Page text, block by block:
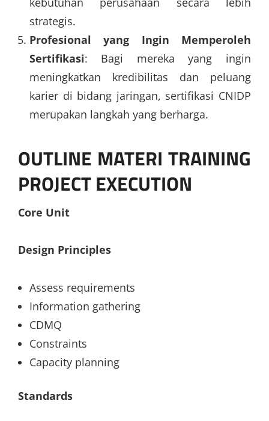
strategis.
Profesional yang Ingin Memperoleh
Sertifikasi: Bagi mereka yang ingin
meningkatkan kredibilitas dan peluang
karier di bidang jaringan, sertifikasi CNIDP
merupakan langkah yang berharga.
OUTLINE MATERI TRAINING
PROJECT EXECUTION
Core Unit
Design Principles
Assess requirements
Information gathering
CDMQ
Constraints
Capacity planning
Standards